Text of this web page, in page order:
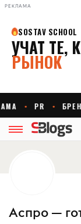
РЕКЛАМА
Аспро —